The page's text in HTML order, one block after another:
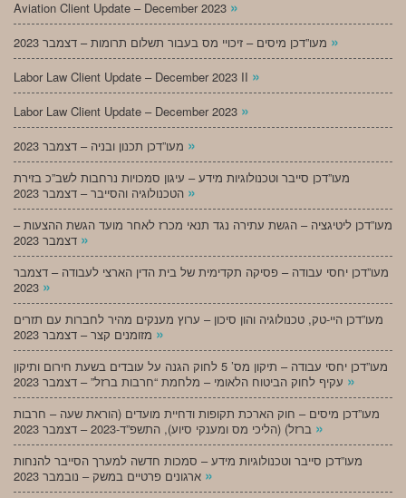
Aviation Client Update – December 2023 »
»
Labor Law Client Update – December 2023 II »
Labor Law Client Update – December 2023 »
»
מעו”דכן סייבר וטכנולוגיות מידע – עיגון סמכויות נרחבות לשב”כ בזירת
»
מעו”דכן ליטיגציה – הגשת עתירה נגד תנאי מכרז לאחר מועד הגשת ההצעות –
»
מעו”דכן יחסי עבודה – פסיקה תקדימית של בית הדין הארצי לעבודה – דצמבר
»
מעו”דכן היי-טק, טכנולוגיה והון סיכון – ערוץ מענקים מהיר לחברות עם תזרים
»
מעו”דכן יחסי עבודה – תיקון מס’ 5 לחוק הגנה על עובדים בשעת חירום ותיקון
»
מעו”דכן מיסים – חוק הארכת תקופות ודחיית מועדים (הוראת שעה – חרבות
»
מעו”דכן סייבר וטכנולוגיות מידע – סמכות חדשה למערך הסייבר להנחות
»